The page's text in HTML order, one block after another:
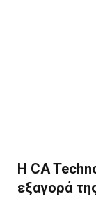
H CA
εξαγορά